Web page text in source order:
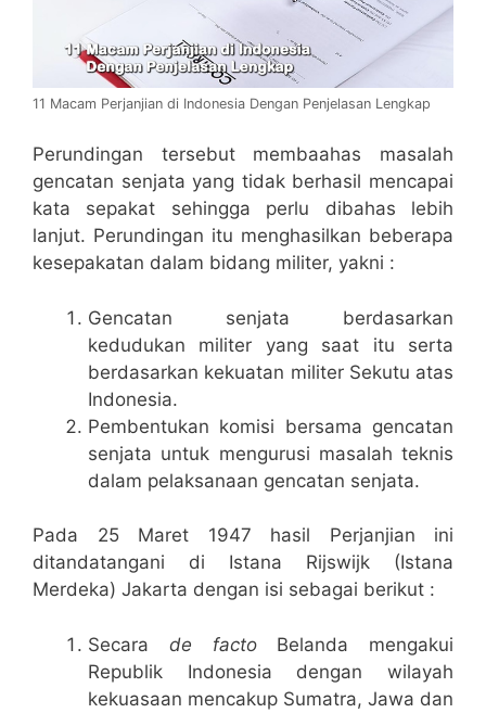
11 Macam Perjanjian di Indonesia Dengan Penjelasan Lengkap
Perundingan tersebut membaahas masalah
gencatan senjata yang tidak berhasil mencapai
kata sepakat sehingga perlu dibahas lebih
lanjut. Perundingan itu menghasilkan beberapa
kesepakatan dalam bidang militer, yakni :
Gencatan senjata berdasarkan
kedudukan militer yang saat itu serta
berdasarkan kekuatan militer Sekutu atas
Indonesia.
Pembentukan komisi bersama gencatan
senjata untuk mengurusi masalah teknis
dalam pelaksanaan gencatan senjata.
Pada 25 Maret 1947 hasil Perjanjian ini
ditandatangani di Istana Rijswijk (Istana
Merdeka) Jakarta dengan isi sebagai berikut :
Secara de factoBelanda mengakui
Republik Indonesia dengan wilayah
kekuasaan mencakup Sumatra, Jawa dan